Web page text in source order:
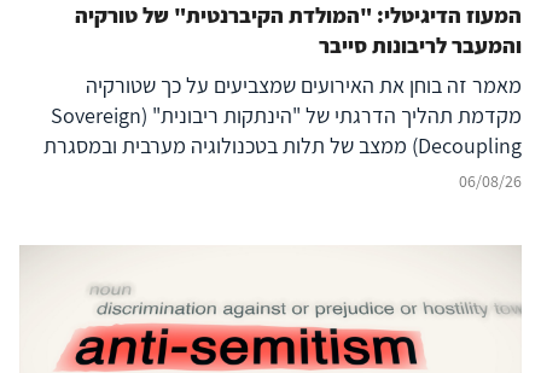
המעוז הדיגיטלי: "המולדת הקיברנטית" של טורקיה
והמעבר לריבונות סייבר
מאמר זה בוחן את האירועים שמצביעים על כך שטורקיה
מקדמת תהליך הדרגתי של "הינתקות ריבונית" (Sovereign
Decoupling) ממצב של תלות בטכנולוגיה מערבית ובמסגרת
ברית נאט"ו לעבר בניית יכולת סייבר עצמאית ולמעצמת סייבר
ישראל, יוון, קפריסין ויכולת הפעולה המשותפת
(Interoperability) של נאט"ו – נודעת משמעות רבה, המחייבת
בחינה אסטרטגית קפדנית.
06/08/26